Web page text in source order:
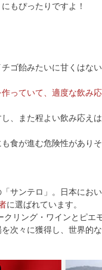
もぴったりですよ！
ゴ飴みたいに甘くはな
っていて、適度な飲み応
、また程よい飲み応え
食が進む危険性があり
サンテロ」。日本にお
に選ばれています。
リング・ワインとピエ
次々に獲得し、世界的